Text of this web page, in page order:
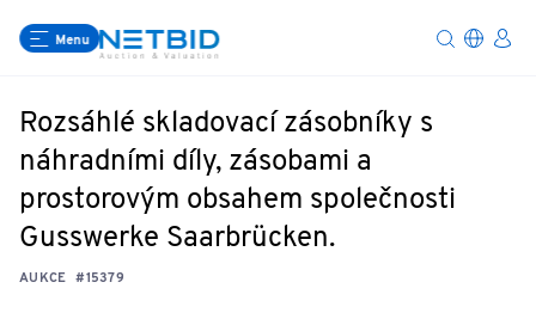
Menu
Rozsáhlé skladovací zásobníky s
náhradními díly, zásobami a
prostorovým obsahem společnosti
Gusswerke Saarbrücken.
AUKCE #15379